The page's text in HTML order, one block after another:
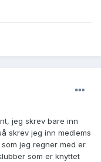
jeg skrev bare inn
skrev jeg inn medlems
jeg regner med er
som er knyttet